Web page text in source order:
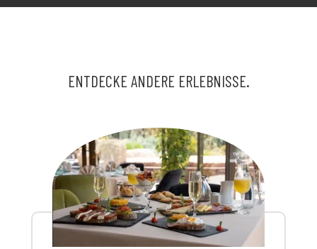
ENTDECKE ANDERE ERLEBNISSE.